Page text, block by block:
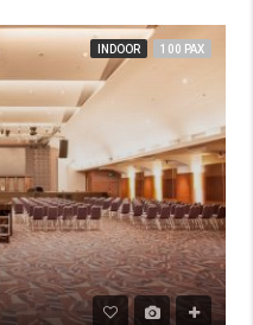
INDOOR 100 PAX